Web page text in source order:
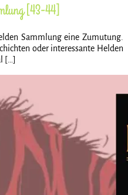
[43-44]
Sammlung eine Zumutung.
oder interessante Helden
[…]